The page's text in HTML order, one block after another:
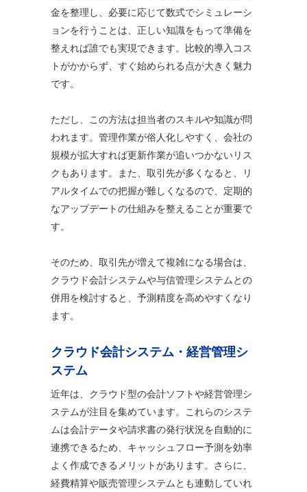
金を整理し、必要に応じて数式でシミュレーシ
ョンを行うことは、正しい知識をもって準備を
整えれば誰でも実現できます。比較的導入コス
トがかからず、すぐ始められる点が大きく魅力
です。
ただし、この方法は担当者のスキルや知識が問
われます。管理作業が俗人化しやすく、会社の
規模が拡大すれば更新作業が追いつかないリス
クもあります。また、取引先が多くなると、リ
アルタイムでの把握が難しくなるので、定期的
なアップデートの仕組みを整えることが重要で
す。
そのため、取引先が増えて複雑になる場合は、
クラウド会計システムや与信管理システムとの
併用を検討すると、予測精度を高めやすくなり
ます。
クラウド会計システム・経営管理シ
ステム
近年は、クラウド型の会計ソフトや経営管理シ
ステムが注目を集めています。これらのシステ
ムは会計データや請求書の発行状況を自動的に
連携できるため、キャッシュフロー予測を効率
よく作成できるメリットがあります。さらに、
経費精算や販売管理システムとも連動していれ